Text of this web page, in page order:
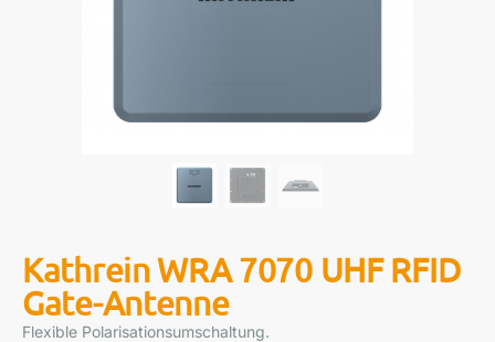
Kathrein WRA 7070 UHF RFID
Gate-Antenne
Flexible Polarisationsumschaltung.